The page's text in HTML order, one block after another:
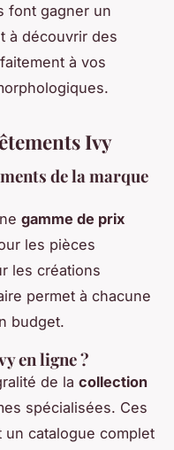
font gagner un
à découvrir des
à vos
Ivy
de la marque
gamme de prix
les pièces
les créations
permet à chacune
budget.
en ligne ?
de la collection
spécialisées. Ces
catalogue complet